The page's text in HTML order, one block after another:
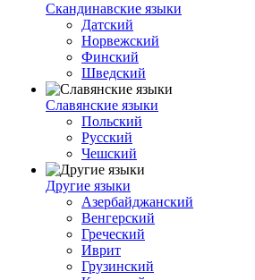
Скандинавские языки
Датский
Норвежский
Финский
Шведский
Славянские языки
Польский
Русский
Чешский
Другие языки
Азербайджанский
Венгерский
Греческий
Иврит
Грузинский